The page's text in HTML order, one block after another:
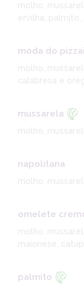
molho,
moda do
molho,
calabresa e
mussarela
napolitana
omelete
molho,
maionese,
palmito